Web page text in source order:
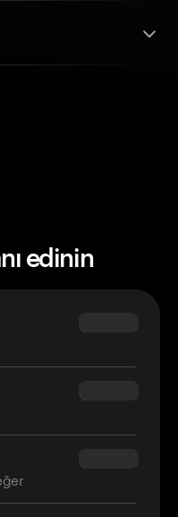
edinin
$69.90
$54.90
$34.95